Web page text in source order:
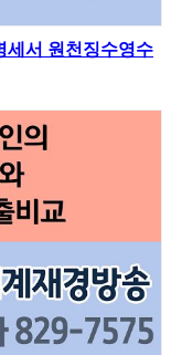
세서 원천징수영수